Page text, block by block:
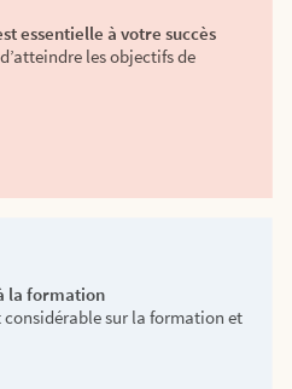
essentielle à votre succès
les objectifs de
la formation
sur la formation et